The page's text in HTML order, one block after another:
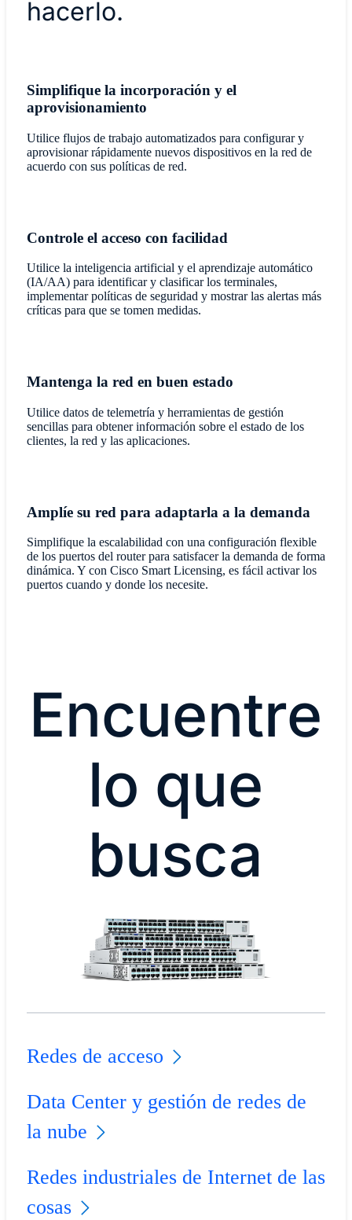
hacerlo.
Simplifique la incorporación y el
aprovisionamiento
Utilice flujos de trabajo automatizados para configurar y
aprovisionar rápidamente nuevos dispositivos en la red de
acuerdo con sus políticas de red.
Controle el acceso con facilidad
Utilice la inteligencia artificial y el aprendizaje automático
(IA/AA) para identificar y clasificar los terminales,
implementar políticas de seguridad y mostrar las alertas más
críticas para que se tomen medidas.
Mantenga la red en buen estado
Utilice datos de telemetría y herramientas de gestión
sencillas para obtener información sobre el estado de los
clientes, la red y las aplicaciones.
Amplíe su red para adaptarla a la demanda
Simplifique la escalabilidad con una configuración flexible
de los puertos del router para satisfacer la demanda de forma
dinámica. Y con Cisco Smart Licensing, es fácil activar los
puertos cuando y donde los necesite.
Encuentre
lo que
busca
Redes de acceso
Data Center y gestión de redes de
la nube
Redes industriales de Internet de las
cosas